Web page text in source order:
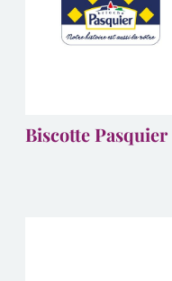
Biscotte Pasquier